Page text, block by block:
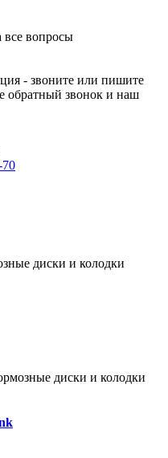
вопросы
- звоните или пишите
обратный звонок и наш
70
диски и колодки
диски и колодки